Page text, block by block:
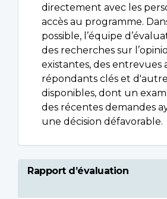
directement avec les
accès au programme.
possible, l’équipe
des recherches sur
existantes, des entrevues
répondants clés et
disponibles, dont un
des récentes demandes
une décision défavorable.
Rapport d’évaluation